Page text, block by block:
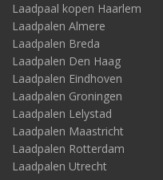
Laadpaal kopen Haarlem
Laadpalen Almere
Laadpalen Breda
Laadpalen Den Haag
Laadpalen Eindhoven
Laadpalen Groningen
Laadpalen Lelystad
Laadpalen Maastricht
Laadpalen Rotterdam
Laadpalen Utrecht